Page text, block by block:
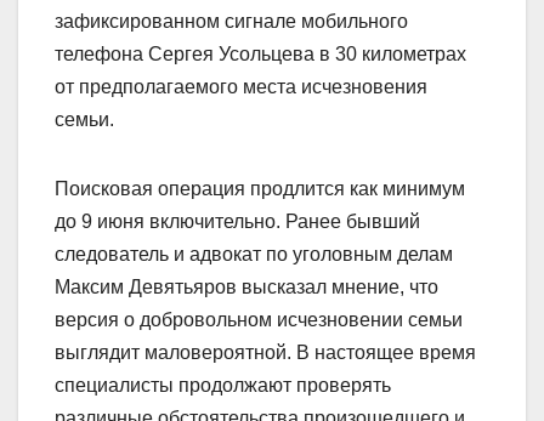
зафиксированном сигнале мобильного
телефона Сергея Усольцева в 30 километрах
от предполагаемого места исчезновения
семьи.
Поисковая операция продлится как минимум
до 9 июня включительно. Ранее бывший
следователь и адвокат по уголовным делам
Максим Девятьяров высказал мнение, что
версия о добровольном исчезновении семьи
выглядит маловероятной. В настоящее время
специалисты продолжают проверять